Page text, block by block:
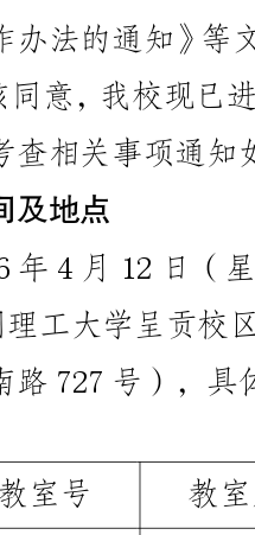
办法的通 知 》等
同 意 ，我校现 已进
查相关 事项通 知
及地点
年 4 月 12 日 （ 星
理 工 大 学 呈 贡校 区
路 727 号 ） ， 具
室 号 教 室